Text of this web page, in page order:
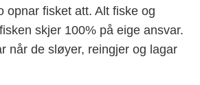
opnar fisket att. Alt fiske og
skjer 100% på eige ansvar.
når de sløyer, reingjer og lagar